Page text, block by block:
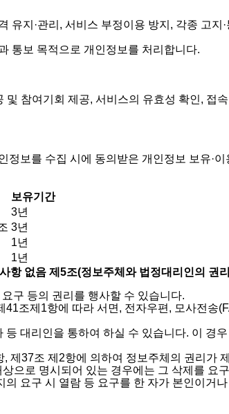
유지·관리, 서비스 부정이용 방지, 각종 고지
통보 목적으로 개인정보를 처리합니다.
참여기회 제공, 서비스의 유효성 확인, 접
보를 수집 시에 동의받은 개인정보 보유·
보유기간
3년
3년
1년
1년
항 없음 제5조(정보주체와 법정대리인의 권
구 등의 권리를 행사할 수 있습니다.
조제1항에 따라 서면, 전자우편, 모사전송
대리인을 통하여 하실 수 있습니다. 이 경
제37조 제2항에 의하여 정보주체의 권리가
으로 명시되어 있는 경우에는 그 삭제를 요
요구 시 열람 등 요구를 한 자가 본인이거